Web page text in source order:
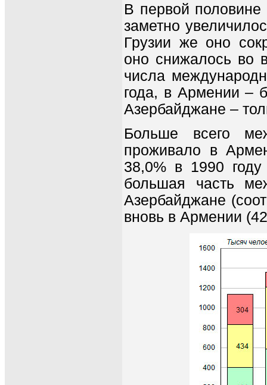
В первой половине
заметно
Грузии же оно
оно снижалось во
числа
года, в Армении –
Азербайджане –
Больше всего
проживало в
38,0% в 1990
большая часть
Азербайджане
вновь в Армении